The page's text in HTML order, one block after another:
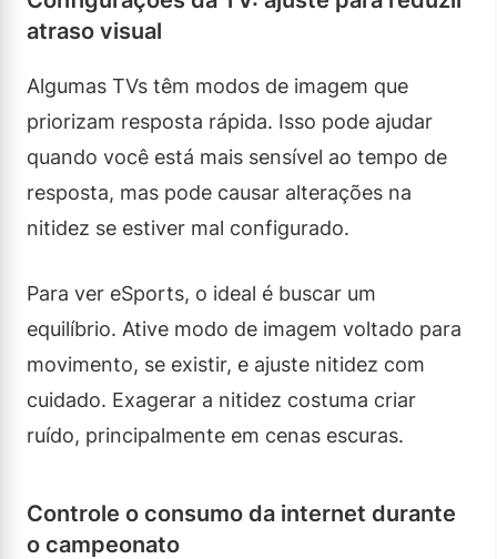
atraso visual
Algumas TVs têm modos de imagem que
priorizam resposta rápida. Isso pode ajudar
quando você está mais sensível ao tempo de
resposta, mas pode causar alterações na
nitidez se estiver mal configurado.
Para ver eSports, o ideal é buscar um
equilíbrio. Ative modo de imagem voltado para
movimento, se existir, e ajuste nitidez com
cuidado. Exagerar a nitidez costuma criar
ruído, principalmente em cenas escuras.
Controle o consumo da internet durante
o campeonato